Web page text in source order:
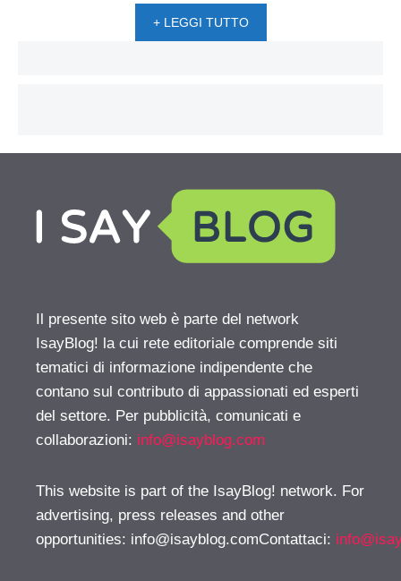
+ LEGGI TUTTO
Il presente sito web è parte del network
IsayBlog! la cui rete editoriale comprende siti
tematici di informazione indipendente che
contano sul contributo di appassionati ed esperti
del settore. Per pubblicità, comunicati e
collaborazioni: info@isayblog.com
This website is part of the IsayBlog! network. For
advertising, press releases and other
opportunities: info@isayblog.comContattaci: